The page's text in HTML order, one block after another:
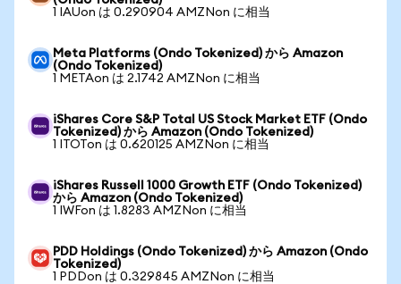
1 IAUon は 0.290904 AMZNon に相当
Meta Platforms (Ondo Tokenized) から Amazon
(Ondo Tokenized)
1 METAon は 2.1742 AMZNon に相当
iShares Core S&P Total US Stock Market ETF (Ondo
Tokenized) から Amazon (Ondo Tokenized)
1 ITOTon は 0.620125 AMZNon に相当
iShares Russell 1000 Growth ETF (Ondo Tokenized)
から Amazon (Ondo Tokenized)
1 IWFon は 1.8283 AMZNon に相当
PDD Holdings (Ondo Tokenized) から Amazon (Ondo
Tokenized)
1 PDDon は 0.329845 AMZNon に相当